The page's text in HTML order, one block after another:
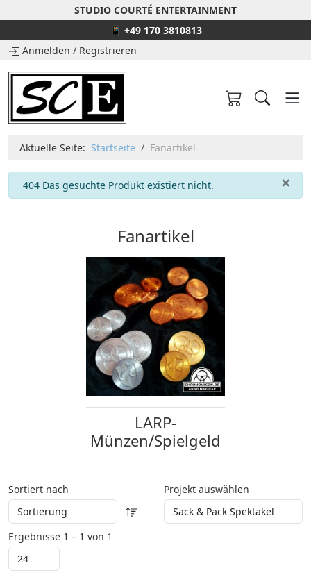
STUDIO COURTÉ ENTERTAINMENT
📱 +49 170 3810813
Anmelden / Registrieren
Aktuelle Seite: Startseite Fanartikel
×
info
404 Das gesuchte Produkt existiert nicht.
Fanartikel
LARP-
Münzen/Spielgeld
Sortiert nach Projekt auswählen
Ergebnisse 1 – 1 von 1